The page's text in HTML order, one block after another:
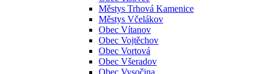
Městys Trhová Kamenice
Městys Včelákov
Obec Vítanov
Obec Vojtěchov
Obec Vortová
Obec Všeradov
Obec Vysočina